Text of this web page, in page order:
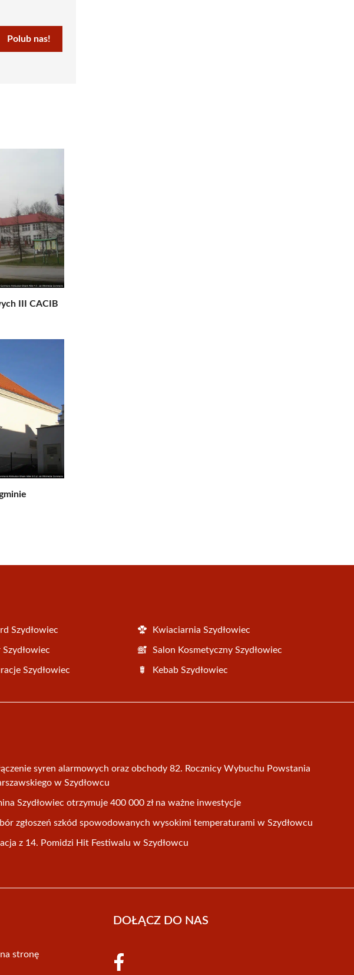
Polub nas!
III CACIB
Szydłowiec Kwiaciarnia Szydłowiec
Szydłowiec Salon Kosmetyczny Szydłowiec
Szydłowiec Kebab Szydłowiec
syren alarmowych oraz obchody 82. Rocznicy Wybuchu Powstania
w Szydłowcu
Szydłowiec otrzymuje 400 000 zł na ważne inwestycje
zgłoszeń szkód spowodowanych wysokimi temperaturami w Szydłowcu
z 14. Pomidzi Hit Festiwalu w Szydłowcu
stronę
DOŁĄCZ DO NAS